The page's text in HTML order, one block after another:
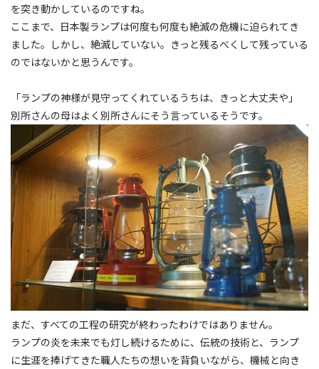
を突き動かしているのですね。
ここまで、日本製ランプは何度も何度も絶滅の危機に迫られてき
ました。しかし、絶滅していない。きっと残るべくして残っている
のではないかと思うんです。
「ランプの神様が見守ってくれているうちは、きっと大丈夫や」
別所さんの母はよく別所さんにそう言っているそうです。
まだ、すべての工程の研究が終わったわけではありません。
ランプの炎を未来でも灯し続けるために、伝統の技術と、ランプ
に生涯を捧げてきた職人たちの想いを背負いながら、機械と向き